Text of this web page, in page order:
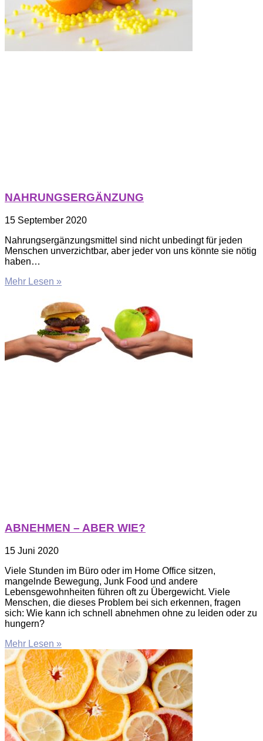
NAHRUNGSERGÄNZUNG
15 September 2020
Nahrungsergänzungsmittel sind nicht unbedingt für jeden
Menschen unverzichtbar, aber jeder von uns könnte sie nötig
haben…
Mehr Lesen »
ABNEHMEN – ABER WIE?
15 Juni 2020
Viele Stunden im Büro oder im Home Office sitzen,
mangelnde Bewegung, Junk Food und andere
Lebensgewohnheiten führen oft zu Übergewicht. Viele
Menschen, die dieses Problem bei sich erkennen, fragen
sich: Wie kann ich schnell abnehmen ohne zu leiden oder zu
hungern?
Mehr Lesen »